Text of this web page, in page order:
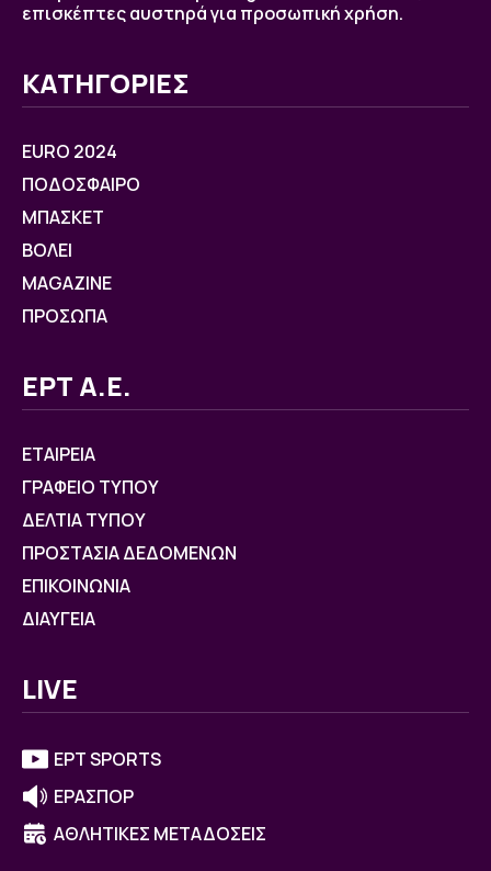
επισκέπτες αυστηρά για προσωπική χρήση.
ΚΑΤΗΓΟΡΙΕΣ
EURO 2024
ΠΟΔΟΣΦΑΙΡΟ
ΜΠΑΣΚΕΤ
ΒOΛΕΙ
MAGAZINE
ΠΡΟΣΩΠΑ
ΕΡΤ Α.Ε.
ΕΤΑΙΡΕΙΑ
ΓΡΑΦΕΙΟ ΤΥΠΟΥ
ΔΕΛΤΙΑ ΤΥΠΟΥ
ΠΡΟΣΤΑΣΙΑ ΔΕΔΟΜΕΝΩΝ
ΕΠΙΚΟΙΝΩΝΙΑ
ΔΙΑΥΓΕΙΑ
LIVE
ΕΡΤ SPORTS
ΕΡΑΣΠΟΡ
ΑΘΛΗΤΙΚΕΣ ΜΕΤΑΔΟΣΕΙΣ